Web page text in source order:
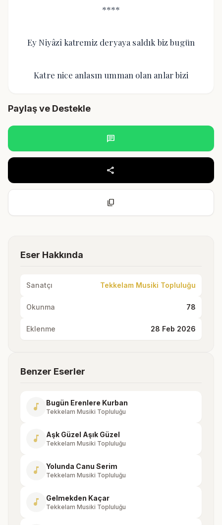
****
Ey Niyâzî katremiz deryaya saldık biz bugün
Katre nice anlasın umman olan anlar bizi
Paylaş ve Destekle
chat
share
content_copy
Eser Hakkında
Sanatçı Tekkelam Musiki Topluluğu
Okunma 78
Eklenme 28 Feb 2026
Benzer Eserler
music_note Bugün Erenlere Kurban
Tekkelam Musiki Topluluğu
music_note Aşk Güzel Aşık Güzel
Tekkelam Musiki Topluluğu
music_note Yolunda Canu Serim
Tekkelam Musiki Topluluğu
music_note Gelmekden Kaçar
Tekkelam Musiki Topluluğu